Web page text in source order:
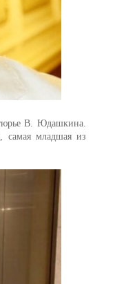
В. Юдашкина.
самая младшая из